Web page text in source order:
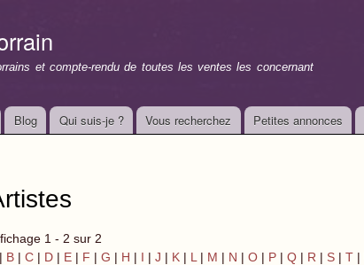
et compte-rendu de toutes les ventes les concernant
Blog Qui suis-je ? Vous recherchez Petites annonces
1 - 2 sur 2
| B | C | D | E | F | G | H | I | J | K | L | M | N | O | P | Q | R | S | T |